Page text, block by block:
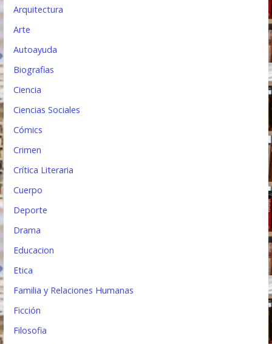
nArquitectura
Arte
Autoayuda
Biografias
Ciencia
Ciencias Sociales
Cómics
Crimen
Crítica Literaria
Cuerpo
Deporte
Drama
Educacion
Etica
Familia y Relaciones Humanas
Ficción
Filosofia